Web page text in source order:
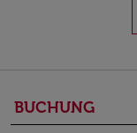
BUCHUNG